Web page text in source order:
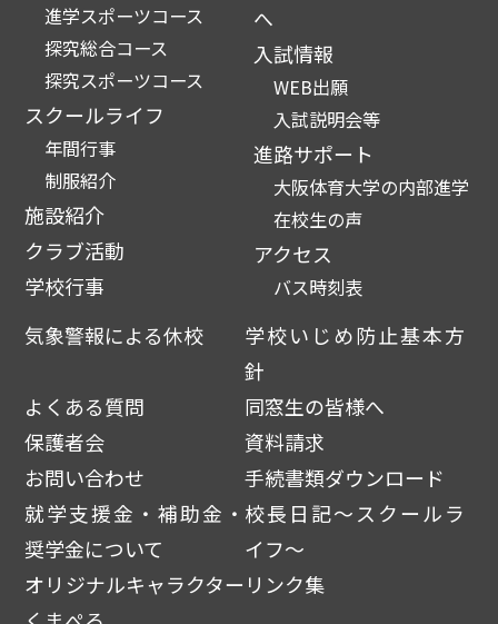
進学スポーツコース
探究総合コース
探究スポーツコース
スクールライフ
年間行事
制服紹介
施設紹介
クラブ活動
学校行事
へ
入試情報
WEB出願
入試説明会等
進路サポート
大阪体育大学の内部進学
在校生の声
アクセス
バス時刻表
気象警報による休校
学校いじめ防止基本方
針
よくある質問
同窓生の皆様へ
保護者会
資料請求
お問い合わせ
手続書類ダウンロード
就学支援金・補助金・
奨学金について
校長日記～スクールラ
イフ～
オリジナルキャラクター リンク集